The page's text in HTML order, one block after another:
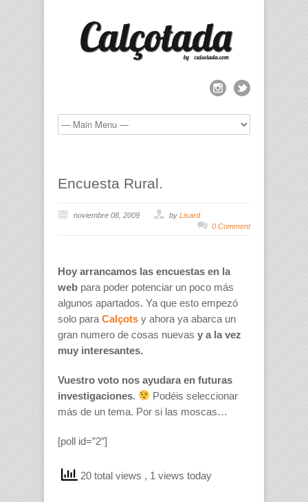
Encuesta Rural.
noviembre 08, 2009 by Lisard
0 Comment
Hoy arrancamos las encuestas en la
web para poder potenciar un poco más
algunos apartados. Ya que esto empezó
solo para Calçots y ahora ya abarca un
gran numero de cosas nuevas y a la vez
muy interesantes.
Vuestro voto nos ayudara en futuras
investigaciones.
Podéis seleccionar
más de un tema. Por si las moscas…
[poll id=”2″]
20 total views , 1 views today